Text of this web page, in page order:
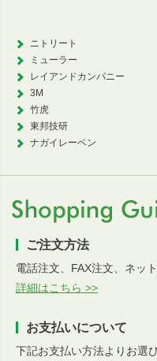
ニトリート
ミューラー
レイアンドカンパニー
3M
竹虎
東邦技研
ナガイレーベン
ご注文方法
電話注文、FAX注文、ネッ
詳細はこちら >>
お支払いについて
下記お支払い方法よりお選